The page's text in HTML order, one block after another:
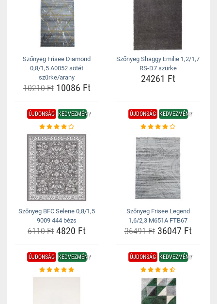
Szőnyeg Frisee Diamond
0,8/1,5 A0052 sötét
szürke/arany
10210 Ft10086 Ft
Szőnyeg Shaggy Emilie 1,2/1,7
RS-D7 szürke
24261 Ft
ÚJDONSÁG KEDVEZMÉNY
Szőnyeg BFC Selene 0,8/1,5
9009 444 bézs
6110 Ft 4820 Ft
ÚJDONSÁG KEDVEZMÉNY
Szőnyeg Frisee Legend
1,6/2,3 M651A FTB67
36491 Ft36047 Ft
ÚJDONSÁG KEDVEZMÉNY ÚJDONSÁG KEDVEZMÉNY